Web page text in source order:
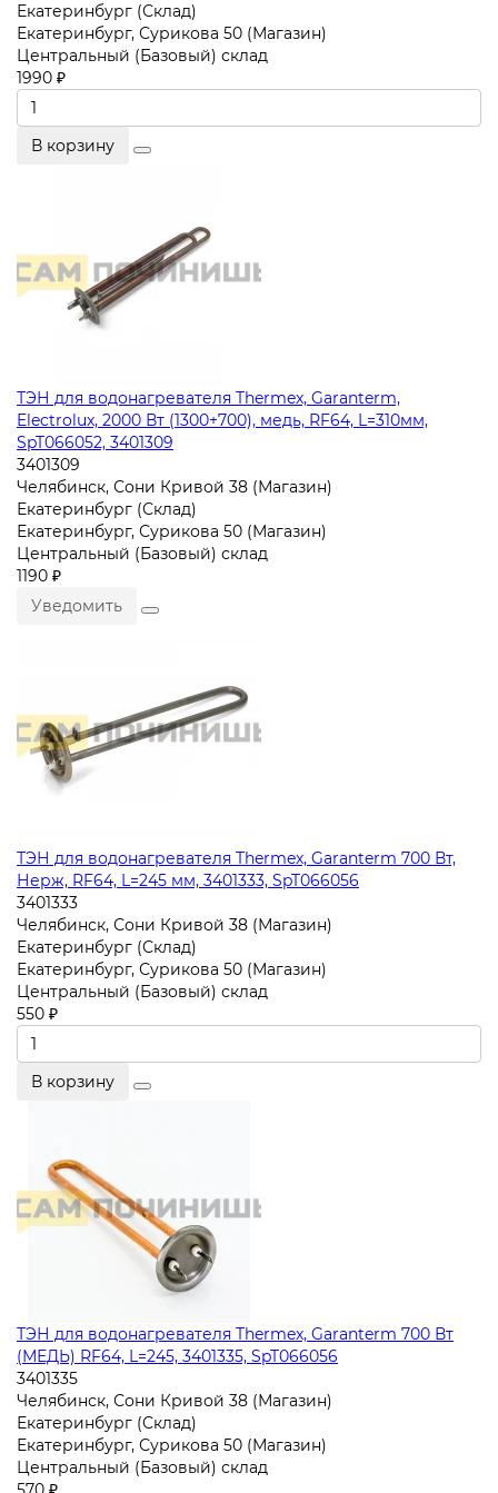
Екатеринбург (Склад)
Екатеринбург, Сурикова 50 (Магазин)
Центральный (Базовый) склад
1990 ₽
В корзину
ТЭН для водонагревателя Thermex, Garanterm,
Electrolux, 2000 Вт (1300+700), медь, RF64, L=310мм,
SpT066052, 3401309
3401309
Челябинск, Сони Кривой 38 (Магазин)
Екатеринбург (Склад)
Екатеринбург, Сурикова 50 (Магазин)
Центральный (Базовый) склад
1190 ₽
Уведомить
ТЭН для водонагревателя Thermex, Garanterm 700 Вт,
Нерж, RF64, L=245 мм, 3401333, SpT066056
3401333
Челябинск, Сони Кривой 38 (Магазин)
Екатеринбург (Склад)
Екатеринбург, Сурикова 50 (Магазин)
Центральный (Базовый) склад
550 ₽
В корзину
ТЭН для водонагревателя Thermex, Garanterm 700 Вт
(МЕДЬ) RF64, L=245, 3401335, SpT066056
3401335
Челябинск, Сони Кривой 38 (Магазин)
Екатеринбург (Склад)
Екатеринбург, Сурикова 50 (Магазин)
Центральный (Базовый) склад